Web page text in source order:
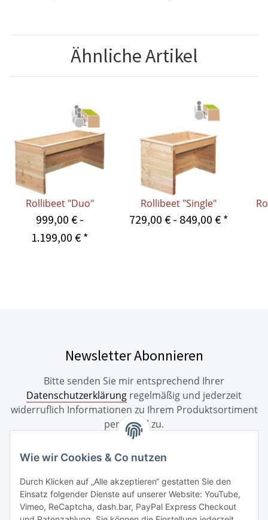
Ähnliche Artikel
Rollibeet "Duo"
999,00 € -
1.199,00 € *
Rollibeet "Single"
729,00 € - 849,00 € *
Newsletter Abonnieren
Bitte senden Sie mir entsprechend Ihrer
Datenschutzerklärung regelmäßig und jederzeit
widerruflich Informationen zu Ihrem Produktsortiment
per E-Mail zu.
Informationen
Wie wir Cookies & Co nutzen
Durch Klicken auf „Alle akzeptieren“ gestatten Sie den
Einsatz folgender Dienste auf unserer Website: YouTube,
Vimeo, ReCaptcha, dash.bar, PayPal Express Checkout